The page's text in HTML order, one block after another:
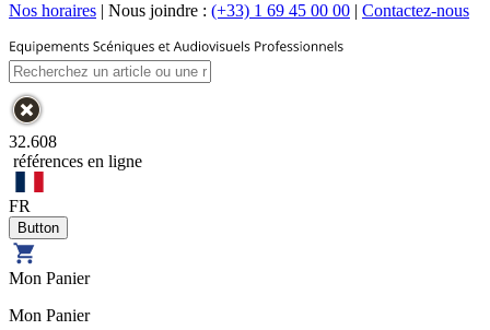
Nos horaires | Nous joindre : (+33) 1 69 45 00 00 | Contactez-nous
32.608
références en ligne
FR
Mon Panier
Mon Panier